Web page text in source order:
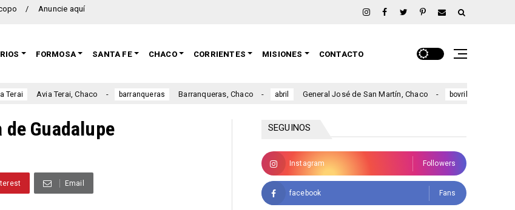
Anuncie aquí
FORMOSA SANTA FE CHACO CORRIENTES MISIONES CONTACTO
Terai, Chaco barranqueras Barranqueras, Chaco abril General José de San Martín, Chaco bovril 21 Tours
Guadalupe
Email
SEGUINOS
Instagram Followers
facebook Fans